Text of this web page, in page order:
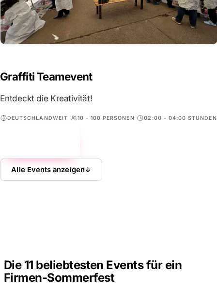
Graffiti Teamevent
Entdeckt die Kreativität!
DEUTSCHLANDWEIT 10 - 100 PERSONEN 02:00 – 04:00 STUNDEN
Alle Events anzeigen↓
Die 11 beliebtesten Events für ein
Firmen-Sommerfest